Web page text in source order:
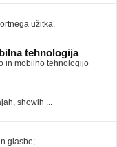
užitka.
tehnologija
in mobilno tehnologijo
showih ...
glasbe;